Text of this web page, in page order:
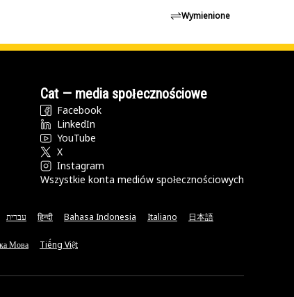
Wymienione
Cat — media społecznościowe
Facebook
LinkedIn
YouTube
X
Instagram
Wszystkie konta mediów społecznościowych
עברית हिन्दी Bahasa Indonesia Italiano 日本語
Мова Tiếng Việt